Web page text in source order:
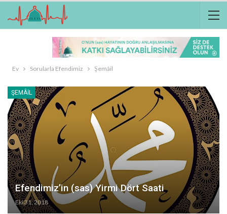
Ev Sorularla Efendimiz Şemâil
ŞEMÂIL
Efendimiz’in (sas) Yirmi Dört Saati
Eki 31, 2018